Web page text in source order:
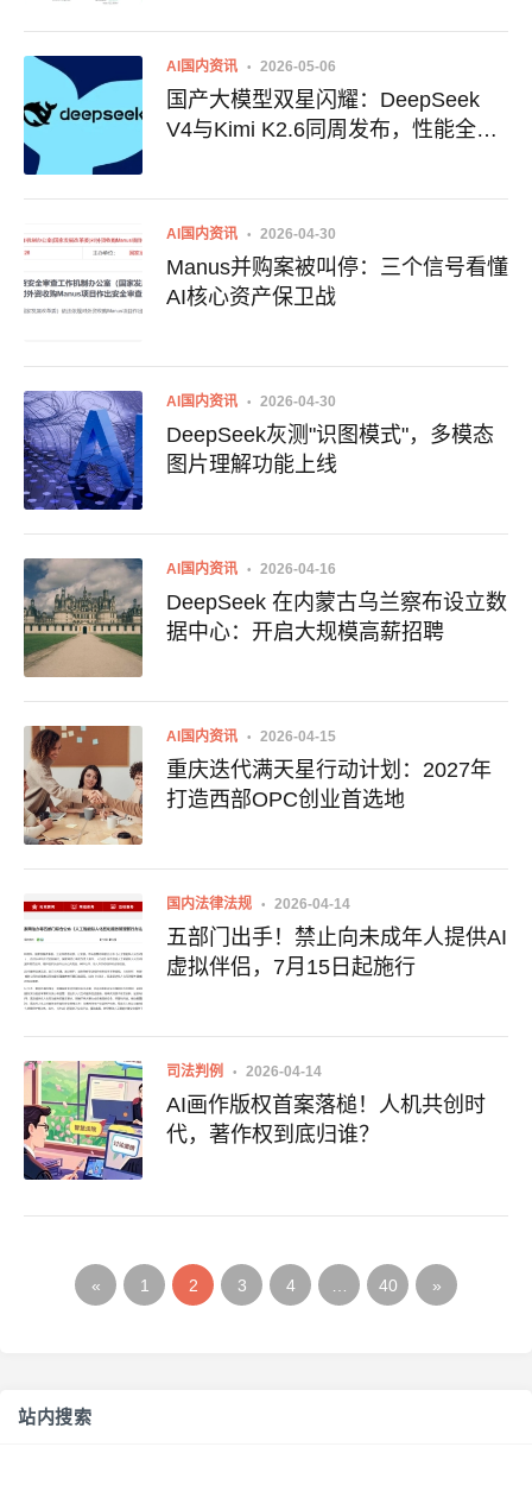
AI国内资讯 2026-05-06
国产大模型双星闪耀：DeepSeek
V4与Kimi K2.6同周发布，性能全面
AI国内资讯 2026-04-30
Manus并购案被叫停：三个信号看懂
AI核心资产保卫战
AI国内资讯 2026-04-30
DeepSeek灰测"识图模式"，多模态
图片理解功能上线
AI国内资讯 2026-04-16
DeepSeek 在内蒙古乌兰察布设立数
据中心：开启大规模高薪招聘
AI国内资讯 2026-04-15
重庆迭代满天星行动计划：2027年
打造西部OPC创业首选地
国内法律法规 2026-04-14
五部门出手！禁止向未成年人提供AI
虚拟伴侣，7月15日起施行
司法判例 2026-04-14
AI画作版权首案落槌！人机共创时
代，著作权到底归谁？
« 1 2 3 4 40 »
站内搜索